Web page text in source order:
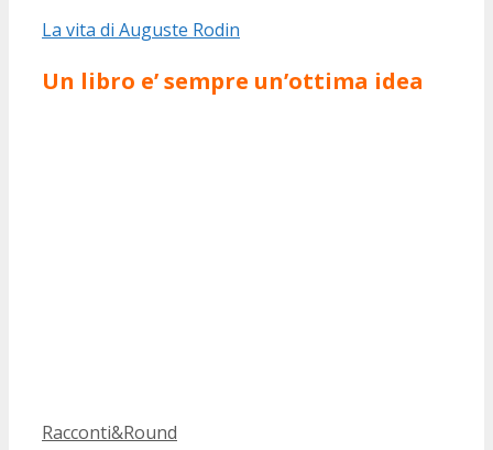
La vita di Auguste Rodin
Un libro e’ sempre un’ottima idea
Categorie
Racconti&Round